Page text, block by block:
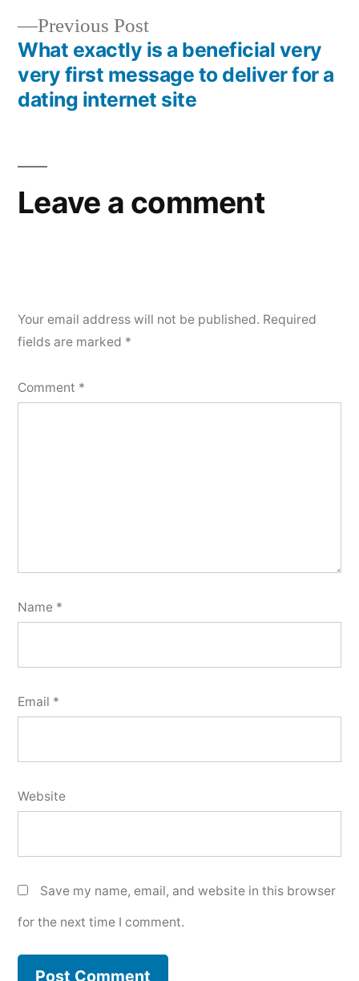
Previous Post
What exactly is a beneficial very
very first message to deliver for a
dating internet site
Leave a comment
Your email address will not be published. Required
fields are marked *
Comment *
Name *
Email *
Website
Save my name, email, and website in this browser
for the next time I comment.